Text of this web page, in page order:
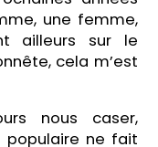
une femme,
ailleurs sur le
cela m’est
nous caser,
populaire ne fait